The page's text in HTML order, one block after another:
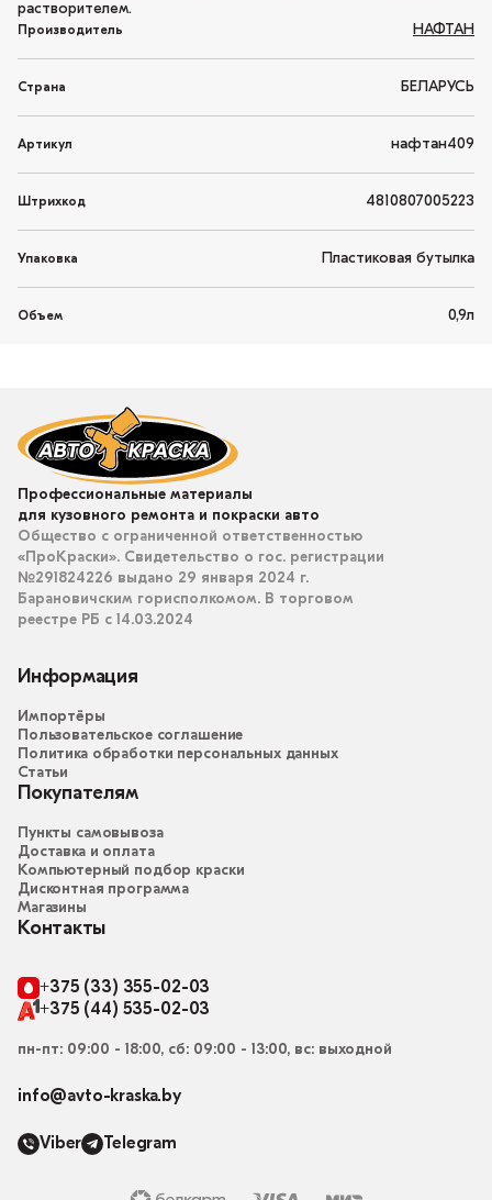
растворителем.
Производитель НАФТАН
Страна БЕЛАРУСЬ
Артикул нафтан409
Штрихкод 4810807005223
Упаковка Пластиковая бутылка
Объем 0,9л
Профессиональные материалы
для кузовного ремонта и покраски авто
Общество с ограниченной ответственностью
«ПроКраски». Свидетельство о гос. регистрации
№291824226 выдано 29 января 2024 г.
Барановичским горисполкомом. В торговом
реестре РБ с 14.03.2024
Информация
Импортёры
Пользовательское соглашение
Политика обработки персональных данных
Статьи
Покупателям
Пункты самовывоза
Доставка и оплата
Компьютерный подбор краски
Дисконтная программа
Магазины
Контакты
+375 (33) 355-02-03
+375 (44) 535-02-03
пн-пт: 09:00 - 18:00, сб: 09:00 - 13:00, вс: выходной
info@avto-kraska.by
Viber Telegram